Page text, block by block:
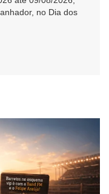
no Dia dos